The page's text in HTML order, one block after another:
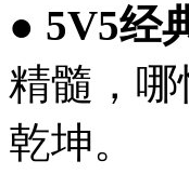
● 5V5经
精髓，
乾坤。